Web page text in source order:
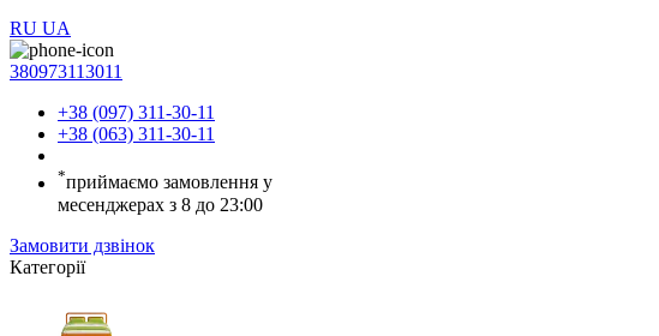
RU UA
380973113011
+38 (097) 311-30-11
+38 (063) 311-30-11
*приймаємо замовлення у
месенджерах з 8 до 23:00
Замовити дзвінок
Категорії